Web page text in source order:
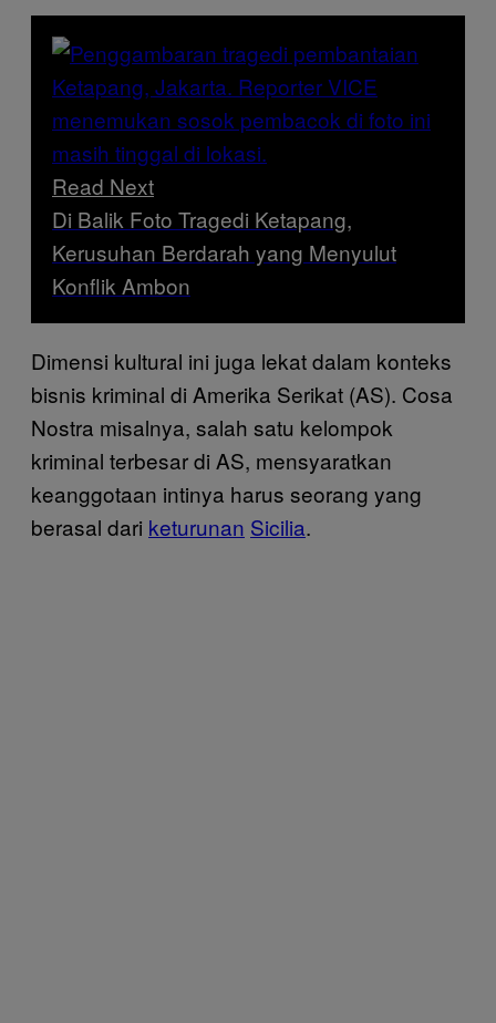
Read Next
Di Balik Foto Tragedi Ketapang,
Kerusuhan Berdarah yang Menyulut
Konflik Ambon
Dimensi kultural ini juga lekat dalam konteks
bisnis kriminal di Amerika Serikat (AS). Cosa
Nostra misalnya, salah satu kelompok
kriminal terbesar di AS, mensyaratkan
keanggotaan intinya harus seorang yang
berasal dari keturunan Sicilia.